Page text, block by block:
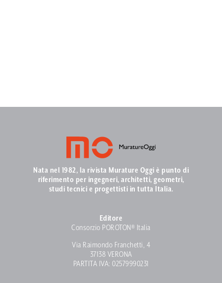
Nata nel 1982, la rivista Murature Oggi è punto di
riferimento per ingegneri, architetti, geometri,
studi tecnici e progettisti in tutta Italia.
Editore
Consorzio POROTON® Italia
Via Raimondo Franchetti, 4
37138 VERONA
PARTITA IVA: 02579990231